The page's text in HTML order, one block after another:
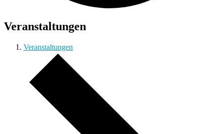
Veranstaltungen
Veranstaltungen